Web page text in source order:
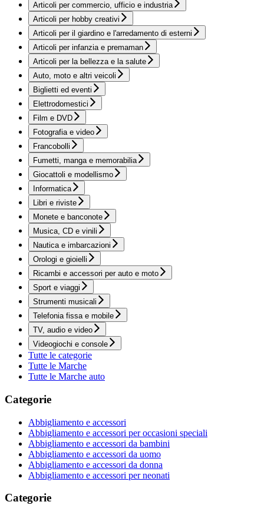
Articoli per commercio, ufficio e industria
Articoli per hobby creativi
Articoli per il giardino e l'arredamento di esterni
Articoli per infanzia e premaman
Articoli per la bellezza e la salute
Auto, moto e altri veicoli
Biglietti ed eventi
Elettrodomestici
Film e DVD
Fotografia e video
Francobolli
Fumetti, manga e memorabilia
Giocattoli e modellismo
Informatica
Libri e riviste
Monete e banconote
Musica, CD e vinili
Nautica e imbarcazioni
Orologi e gioielli
Ricambi e accessori per auto e moto
Sport e viaggi
Strumenti musicali
Telefonia fissa e mobile
TV, audio e video
Videogiochi e console
Tutte le categorie
Tutte le Marche
Tutte le Marche auto
Categorie
Abbigliamento e accessori
Abbigliamento e accessori per occasioni speciali
Abbigliamento e accessori da bambini
Abbigliamento e accessori da uomo
Abbigliamento e accessori da donna
Abbigliamento e accessori per neonati
Categorie